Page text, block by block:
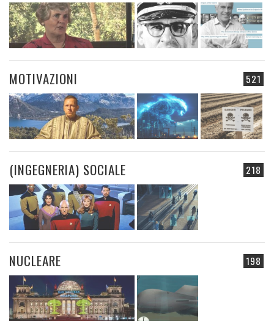
521
MOTIVAZIONI
218
(INGEGNERIA) SOCIALE
198
NUCLEARE